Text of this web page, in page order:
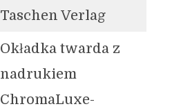
Taschen Verlag
Okładka twarda z
nadrukiem
ChromaLuxe-